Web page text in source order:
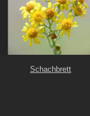
Schachbrett